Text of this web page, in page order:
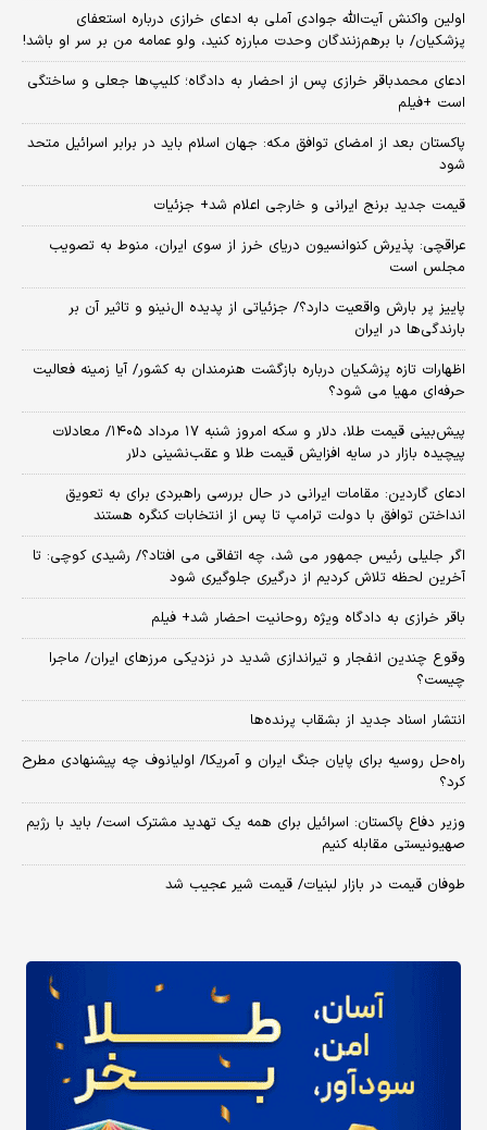
اولین واکنش آیت‌الله جوادی آملی به ادعای خرازی درباره استعفای
پزشکیان/ با برهم‌زنندگان وحدت مبارزه کنید، ولو عمامه من بر سر او باشد!
ادعای محمدباقر خرازی پس از احضار به دادگاه؛ کلیپ‌ها جعلی و ساختگی
است +فیلم
پاکستان بعد از امضای توافق مکه: جهان اسلام باید در برابر اسرائیل متحد
شود
قیمت جدید برنج ایرانی و خارجی اعلام شد+ جزئیات
عراقچی: پذیرش کنوانسیون دریای خرز از سوی ایران، منوط به تصویب
مجلس است
پاییز پر بارش واقعیت دارد؟/ جزئیاتی از پدیده ال‌نینو و تاثیر آن بر
بارندگی‌ها در ایران
اظهارات تازه پزشکیان درباره بازگشت هنرمندان به کشور/ آیا زمینه فعالیت
حرفه‌ای مهیا می شود؟
پیش‌بینی قیمت طلا، دلار و سکه امروز شنبه ۱۷ مرداد ۱۴۰۵/ معادلات
پیچیده بازار در سایه افزایش قیمت طلا و عقب‌نشینی دلار
ادعای گاردین: مقامات ایرانی در حال بررسی راهبردی برای به تعویق
انداختن توافق با دولت ترامپ تا پس از انتخابات کنگره هستند
اگر جلیلی رئیس جمهور می شد، چه اتفاقی می افتاد؟/ رشیدی کوچی: تا
آخرین لحظه تلاش کردیم از درگیری جلوگیری شود
باقر خرازی به دادگاه ویژه روحانیت احضار شد+ فیلم
وقوع چندین انفجار و تیراندازی شدید در نزدیکی مرز‌های ایران/ ماجرا
چیست؟
انتشار اسناد جدید از بشقاب پرنده‌ها
راه‌حل روسیه برای پایان جنگ ایران و آمریکا/ اولیانوف چه پیشنهادی مطرح
کرد؟
وزیر دفاع پاکستان: اسرائیل برای همه یک تهدید مشترک است/ باید با رژیم
صهیونیستی مقابله کنیم
طوفان قیمت در بازار لبنیات/ قیمت شیر عجیب شد